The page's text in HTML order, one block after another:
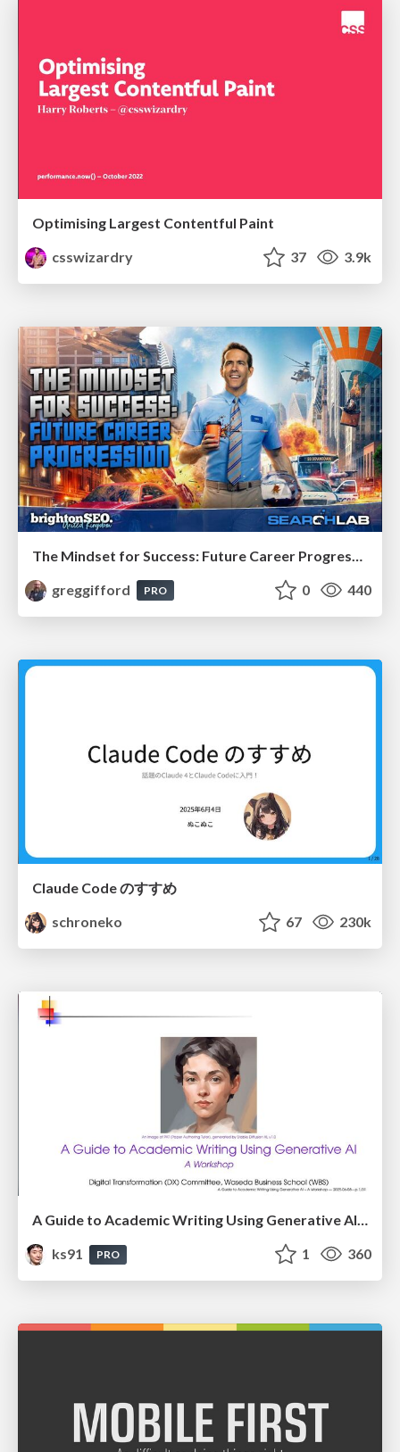
Optimising Largest Contentful Paint
csswizardry
37 3.9k
greggifford
PRO 0 440
Claude Code のすすめ
schroneko
67 230k
A Guide to Academic Writing Using Generative AI - A Workshop
ks91
PRO 1 360